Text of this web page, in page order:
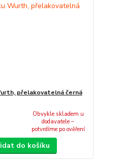
přelakovatelná černá
Obvykle skladem u
dodavatele –
potvrdíme po ověření
do košíku